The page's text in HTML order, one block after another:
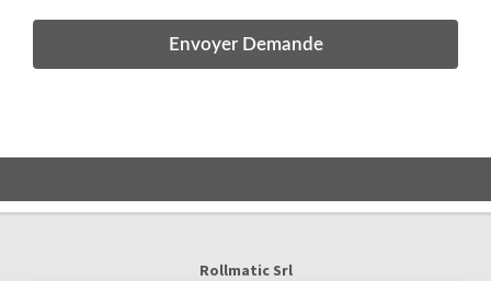
Rollmatic Srl